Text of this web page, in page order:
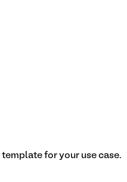
template for your use case.